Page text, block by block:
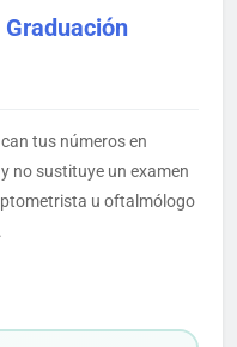
tus números en
no sustituye un examen
u oftalmólogo